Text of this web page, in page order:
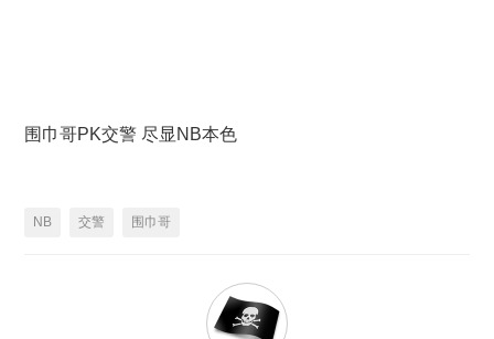
围巾哥PK交警 尽显NB本色
NB 交警 围巾哥